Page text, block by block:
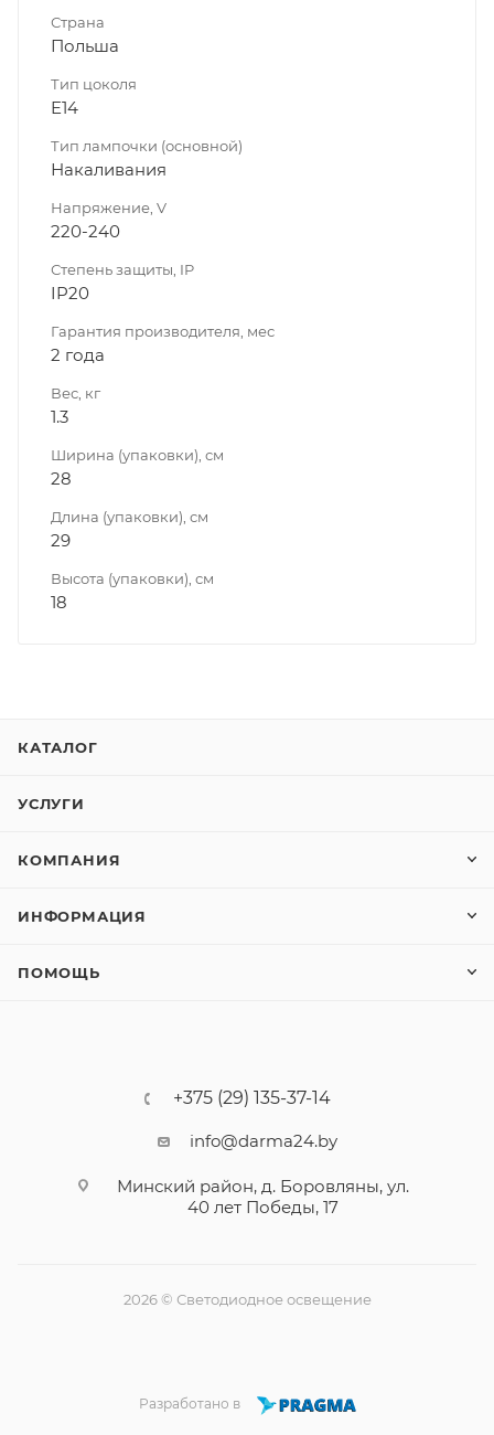
Страна
Польша
Тип цоколя
E14
Тип лампочки (основной)
Накаливания
Напряжение, V
220-240
Степень защиты, IP
IP20
Гарантия производителя, мес
2 года
Вес, кг
1.3
Ширина (упаковки), см
28
Длина (упаковки), см
29
Высота (упаковки), см
18
КАТАЛОГ
УСЛУГИ
КОМПАНИЯ
ИНФОРМАЦИЯ
ПОМОЩЬ
+375 (29) 135-37-14
info@darma24.by
Минский район, д. Боровляны, ул.
40 лет Победы, 17
2026 © Светодиодное освещение
Разработано в